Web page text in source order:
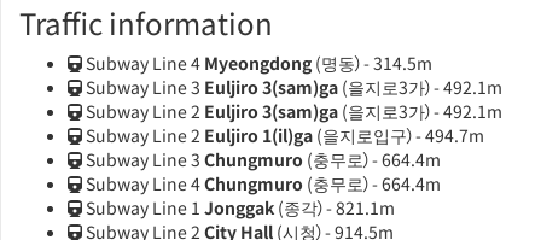
Traffic information
Subway Line 4 Myeongdong (명동）- 314.5m
Subway Line 3 Euljiro 3(sam)ga (을지로3가）- 492.1m
Subway Line 2 Euljiro 3(sam)ga (을지로3가）- 492.1m
Subway Line 2 Euljiro 1(il)ga (을지로입구）- 494.7m
Subway Line 3 Chungmuro (충무로）- 664.4m
Subway Line 4Chungmuro (충무로）- 664.4m
Subway Line 1 Jonggak (종각）- 821.1m
Subway Line 2 City Hall (시청）- 914.5m